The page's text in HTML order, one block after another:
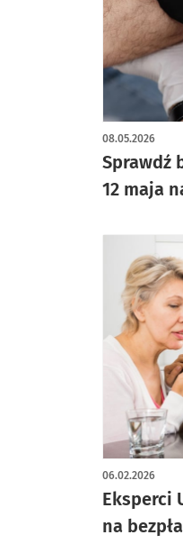
Sprawdź
12 maja
08.05.2026
Eksperci
na
06.02.2026